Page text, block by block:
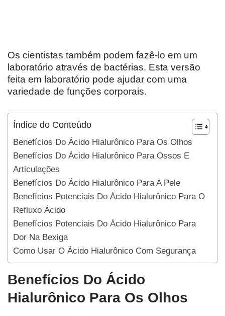
Os cientistas também podem fazê-lo em um
laboratório através de bactérias. Esta versão
feita em laboratório pode ajudar com uma
variedade de funções corporais.
Índice do Conteúdo
Benefícios Do Ácido Hialurônico Para Os Olhos
Benefícios Do Ácido Hialurônico Para Ossos E
Articulações
Benefícios Do Ácido Hialurônico Para A Pele
Benefícios Potenciais Do Ácido Hialurônico Para O
Refluxo Ácido
Benefícios Potenciais Do Ácido Hialurônico Para
Dor Na Bexiga
Como Usar O Ácido Hialurônico Com Segurança
Benefícios Do Ácido
Hialurônico Para Os Olhos